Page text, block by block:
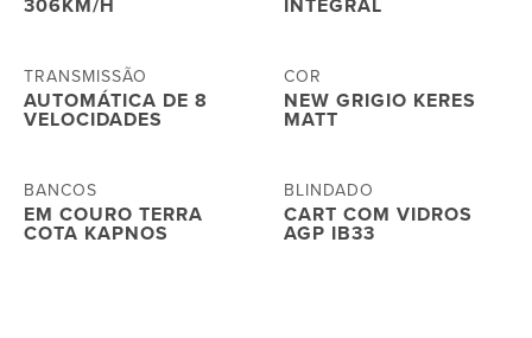
TRANSMISSÃO
AUTOMÁTICA DE 8
VELOCIDADES
COR
NEW GRIGIO KERES
MATT
BANCOS
EM COURO TERRA
COTA KAPNOS
BLINDADO
CART COM VIDROS
AGP IB33